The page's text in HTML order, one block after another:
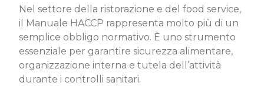
Nel settore della ristorazione e del food service,
il Manuale HACCP rappresenta molto più di un
semplice obbligo normativo. È uno strumento
essenziale per garantire sicurezza alimentare,
organizzazione interna e tutela dell’attività
durante i controlli sanitari.